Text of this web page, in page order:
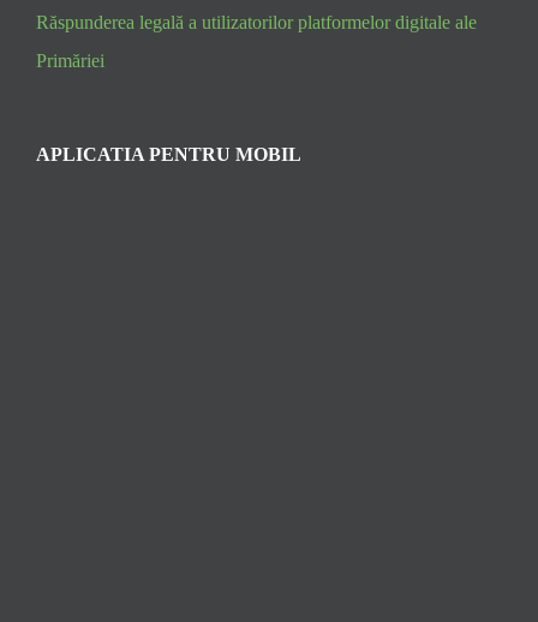
Răspunderea legală a utilizatorilor platformelor digitale ale
Primăriei
APLICATIA PENTRU MOBIL